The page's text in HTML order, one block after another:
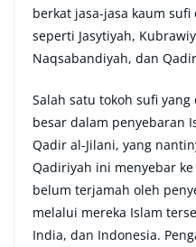
berkat jasa-jasa kaum
seperti Jasytiyah,
Naqsabandiyah, dan
Salah satu tokoh sufi
besar dalam penyebaran
Qadir al-Jilani, yang
Qadiriyah ini menyebar
belum terjamah oleh
melalui mereka Islam
India, dan Indonesia.